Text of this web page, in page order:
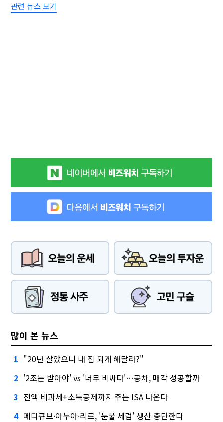
관련 뉴스 보기
많이 본 뉴스
1 "20년 살았으니 내 집 되게 해달라?"
2 '2조는 받아야' vs '너무 비싸다'…공차, 매각 성공할까
3 전액 비과세+소득공제까지 주는 ISA 나온다
4 메디큐브·아누아·리르, '눈물 세럼' 생산 중단한다